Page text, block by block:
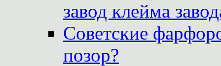
завод клейма
Советские
позор?